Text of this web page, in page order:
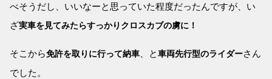
べそうだし、いいなーと思っていた程度だったんですが、い
ざ実車を見てみたらすっかりクロスカブの虜に！
そこから免許を取りに行って納車 、と車両先行型のライダーさん
でした。